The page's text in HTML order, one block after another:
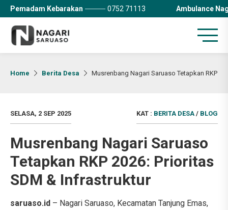
Pemadam Kebarakan 0752 71113 Ambulance
Home Berita Desa Musrenbang Nagari Saruaso Tetapkan RKP
SELASA, 2 SEP 2025 KAT : BERITA DESA / BLOG
Musrenbang Nagari Saruaso
Tetapkan RKP 2026: Prioritas
SDM & Infrastruktur
saruaso.id – Nagari Saruaso, Kecamatan Tanjung Emas,